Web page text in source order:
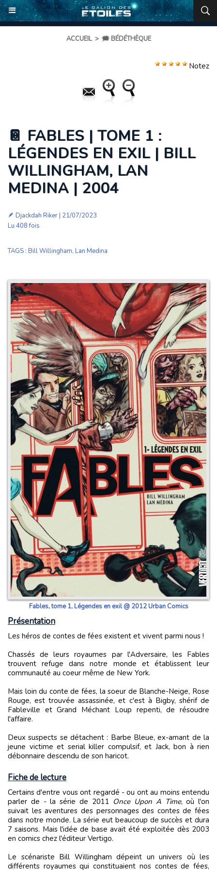
ACCUEIL > 🗯️ BÉDÉTHÈQUE
Notez
📔 FABLES | TOME 1 :
LÉGENDES EN EXIL | BILL
WILLINGHAM, LAN
MEDINA | 2004
🪶 Djackdah Riker| 21/07/2023
Lu 408 fois
TAGS : Bill Willingham, Lan Medina
Fables, tome 1, Légendes en exil @ 2012 Urban Comics
Présentation
Les héros de contes de fées existent et vivent parmi nous !
Chassés de leurs royaumes par l'Adversaire, les Fables
trouvent refuge dans notre monde et établissent leur
communauté au coeur même de New York.
Mais loin du conte de fées, la soeur de Blanche-Neige, Rose
Rouge, est trouvée assassinée, et c'est à Bigby, shérif de
Fableville et Grand Méchant Loup repenti, de résoudre
l'affaire.
Deux suspects se détachent : Barbe Bleue, ex-amant de la
jeune victime et serial killer compulsif, et Jack, bon à rien
débonnaire descendu de son haricot.
Fiche de lecture
Certains d'entre vous ont regardé - ou ont au moins entendu
parler de - la série de 2011 Once Upon A Time, où l'on
suivait les aventures des personnages des contes de fées
dans notre monde. La série eut beaucoup de succès et dura
7 saisons. Mais l'idée de base avait été exploitée dès 2003
en comics chez l'éditeur Vertigo.
Le scénariste Bill Willingham dépeint un univers où les
différents royaumes qui constituaient nos contes de fées,